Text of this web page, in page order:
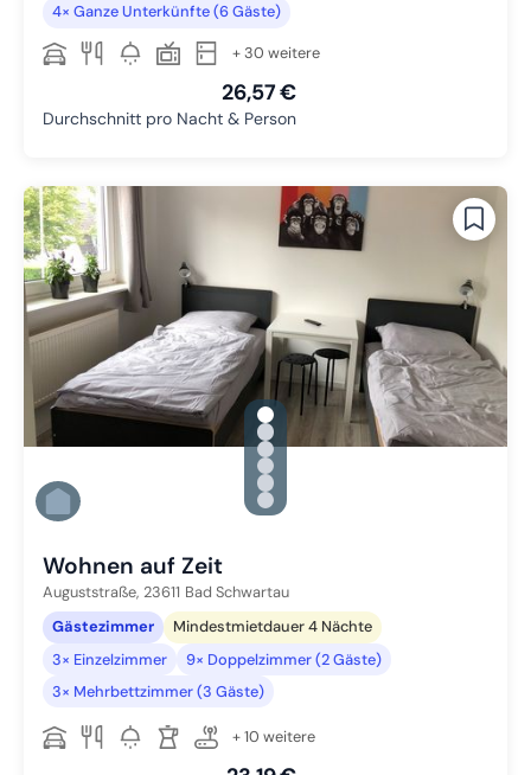
4× Ganze Unterkünfte (6 Gäste)
+ 30 weitere
26,57 €
Durchschnitt pro Nacht & Person
gallery.slide_selector
Zu Slide 1 wechseln
Zu Slide 2 wechseln
Zu Slide 3 wechseln
Zu Slide 4 wechseln
Zu Slide 5 wechseln
Zu Slide 6 wechseln
Wohnen auf Zeit
Auguststraße, 23611 Bad Schwartau
Gästezimmer
Mindestmietdauer 4 Nächte
3× Einzelzimmer
9× Doppelzimmer (2 Gäste)
3× Mehrbettzimmer (3 Gäste)
+ 10 weitere